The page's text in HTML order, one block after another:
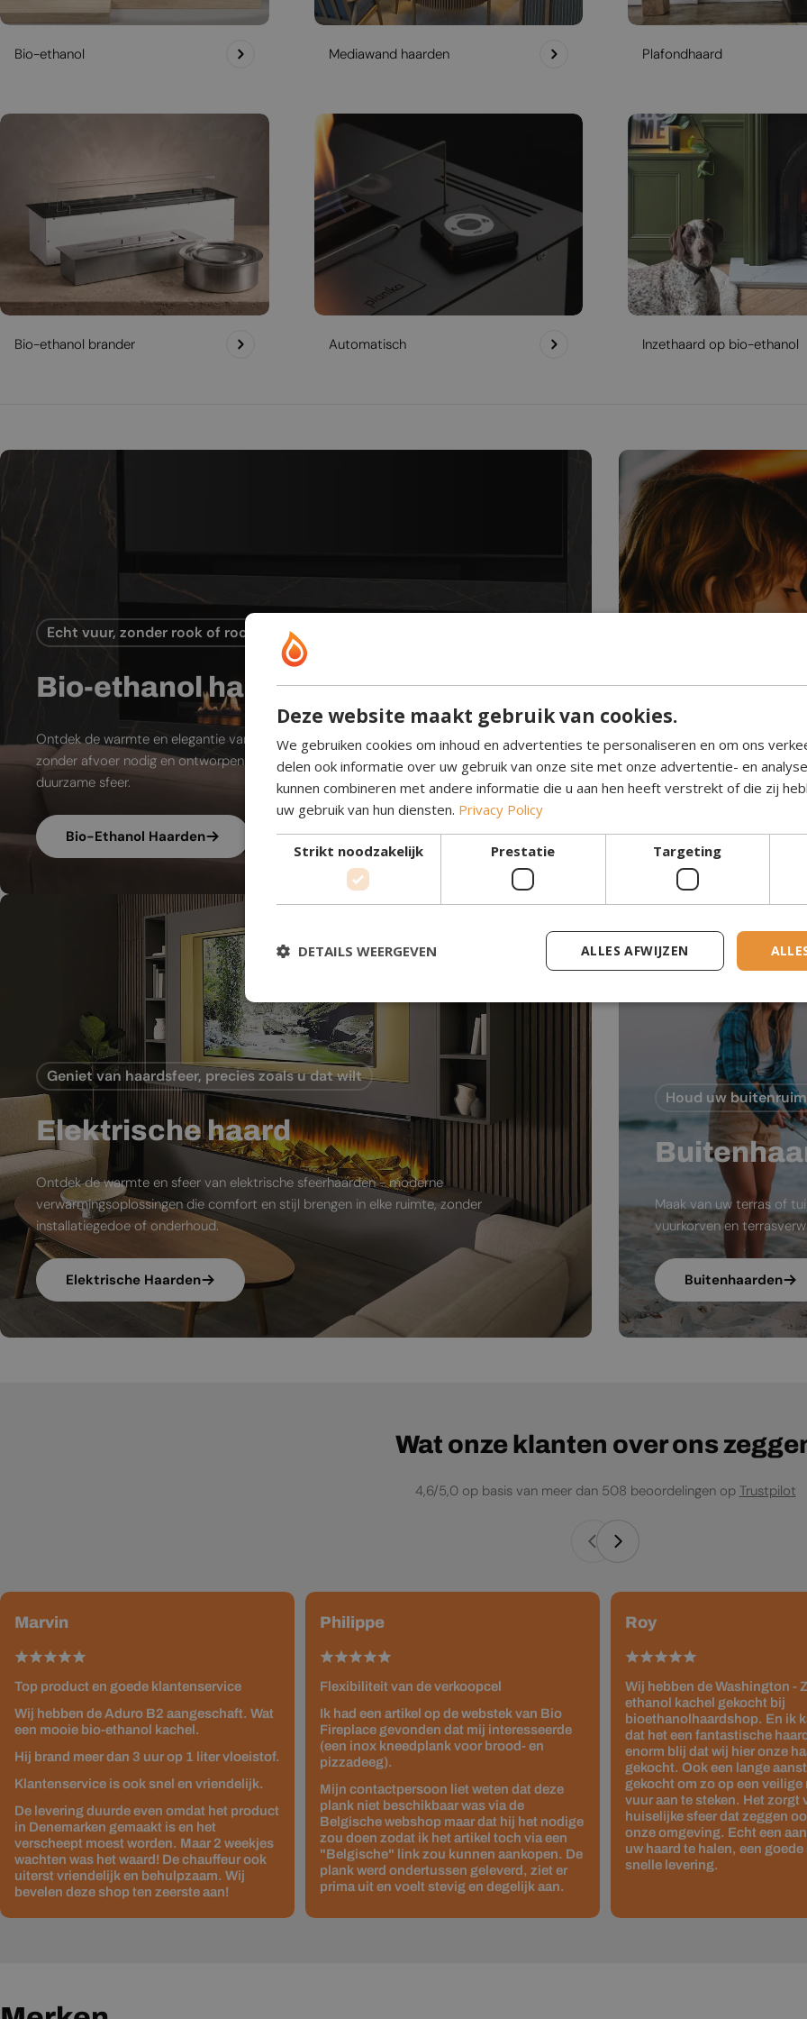
Bio-ethanol Mediawand haarden Plafondhaard
Bio-ethanol brander Automatisch Inzethaard op bio-ethanol
Echt vuur, zonder rook of rookkanaal
Bio-ethanol haard
Ontdek de warmte en elegantie van bio-ethanol sfeerhaarden. Schoon brandend,
zonder afvoer nodig en ontworpen voor moderne leefruimtes. Geef elke kamer een
duurzame sfeer.
Bio-Ethanol Haarden
Waterdamp haarden
Perfect voor elke
eenvoudig in gebruik.
Waterdamp
Geniet van haardsfeer, precies zoals u dat wilt
Elektrische haard
Ontdek de warmte en sfeer van elektrische sfeerhaarden - moderne
verwarmingsoplossingen die comfort en stijl brengen in elke ruimte, zonder
installatiegedoe of onderhoud.
Elektrische Haarden
Houd uw
Maak van uw terras of
vuurkorven en
Buitenhaarden
Wat onze klanten over ons
4,6/5,0 op basis van meer dan 508 beoordelingen op Trustpilot
Marvin
Top product en goede klantenservice
Wij hebben de Aduro B2 aangeschaft. Wat
een mooie bio-ethanol kachel.
Hij brand meer dan 3 uur op 1 liter vloeistof.
Klantenservice is ook snel en vriendelijk.
De levering duurde even omdat het product
in Denemarken gemaakt is en het
verscheept moest worden. Maar 2 weekjes
wachten was het waard! De chauffeur ook
uiterst vriendelijk en behulpzaam. Wij
bevelen deze shop ten zeerste aan!
Philippe
Flexibiliteit van de verkoopcel
Ik had een artikel op de webstek van Bio
Fireplace gevonden dat mij interesseerde
(een inox kneedplank voor brood- en
pizzadeeg).
Mijn contactpersoon liet weten dat deze
plank niet beschikbaar was via de
Belgische webshop maar dat hij het nodige
zou doen zodat ik het artikel toch via een
"Belgische" link zou kunnen aankopen. De
plank werd ondertussen geleverd, ziet er
prima uit en voelt stevig en degelijk aan.
Roy
Wij hebben de Washington -
ethanol kachel gekocht bij
bioethanolhaardshop. En ik
dat het een fantastische
enorm blij dat wij hier onze
gekocht. Ook een lange
gekocht om zo op een veilige
vuur aan te steken. Het zorgt
huiselijke sfeer dat zeggen
onze omgeving. Echt een
uw haard te halen, een goede
snelle levering.
Deze website maakt gebruik van cookies.
We gebruiken cookies om inhoud en advertenties te personaliseren en om ons
delen ook informatie over uw gebruik van onze site met onze advertentie- en
kunnen combineren met andere informatie die u aan hen heeft verstrekt of die zij
uw gebruik van hun diensten. Privacy Policy
Strikt noodzakelijk Prestatie Targeting
ALLES AFWIJZEN
DETAILS WEERGEVEN